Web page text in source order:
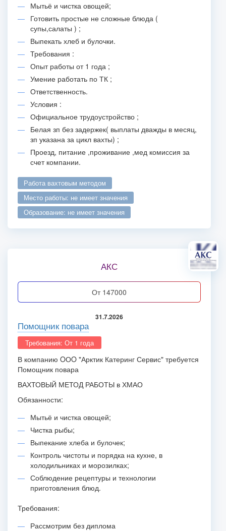
Мытьё и чистка овощей;
Готовить простые не сложные блюда (
супы,салаты ) ;
Выпекать хлеб и булочки.
Требования :
Опыт работы от 1 года ;
Умение работать по ТК ;
Ответственность.
Условия :
Официальное трудоустройство ;
Белая зп без задержек( выплаты дважды в месяц,
зп указана за цикл вахты) ;
Проезд, питание ,проживание ,мед комиссия за
счет компании.
работа вахтовым методом
место работы: не имеет значения
образование: не имеет значения
АКС
от 147000
31.7.2026
Помощник повара
Требования: От 1 года
В компанию OОO "Арктик Катеринг Сервис" требуется
Помощник повара
ВАХТОВЫЙ МЕТОД РАБОТЫ в ХМАО
Обязанности:
Мытьё и чистка овощей;
Чистка рыбы;
Выпекание хлеба и булочек;
Контроль чистоты и порядка на кухне, в
холодильниках и морозилках;
Соблюдение рецептуры и технологии
приготовления блюд.
Требования:
Рассмотрим без диплома